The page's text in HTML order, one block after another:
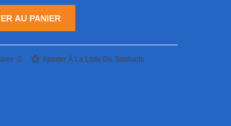
AU PANIER
0 Ajouter À La Liste De Souhaits